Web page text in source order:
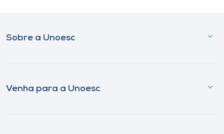
Sobre a Unoesc
Venha para a Unoesc